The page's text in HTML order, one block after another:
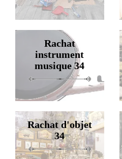
Rachat
instrument
musique 34
Rachat d'objet
34